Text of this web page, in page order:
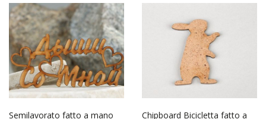
Semilavorato fatto a mano
Chipboard Bicicletta fatto a